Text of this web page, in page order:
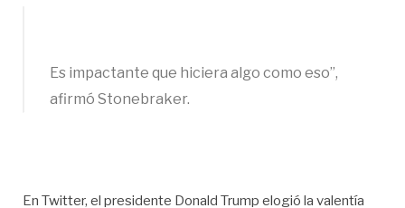
Es impactante que hiciera algo como eso”,
afirmó Stonebraker.
En Twitter, el presidente Donald Trump elogió la valentía